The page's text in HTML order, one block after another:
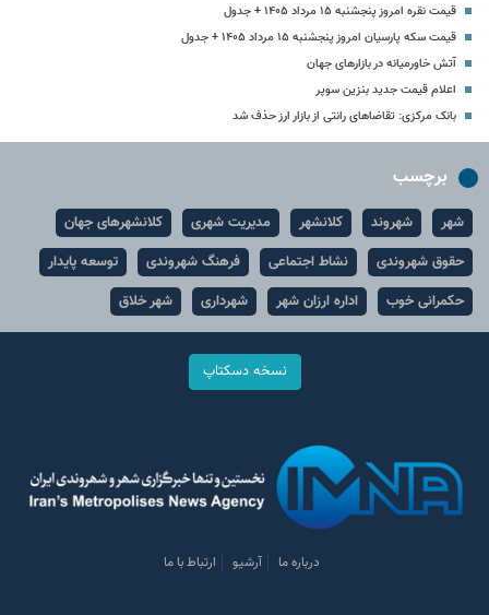
قیمت نقره امروز پنجشنبه ۱۵ مرداد ۱۴۰۵ + جدول
قیمت سکه پارسیان امروز پنجشنبه ۱۵ مرداد ۱۴۰۵ + جدول
آتش خاورمیانه در بازارهای جهان
اعلام قیمت جدید بنزین سوپر
بانک مرکزی: تقاضاهای رانتی از بازار ارز حذف شد
برچسب
شهر شهروند کلانشهر مدیریت شهری
کلانشهرهای جهان
حقوق شهروندی
نشاط اجتماعی فرهنگ شهروندی
توسعه پایدار
حکمرانی خوب
اداره ارزان شهر شهرداری شهر خلاق
نسخه دسکتاپ
درباره ما آرشیو ارتباط با ما